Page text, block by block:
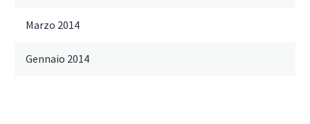
Marzo 2014
Gennaio 2014